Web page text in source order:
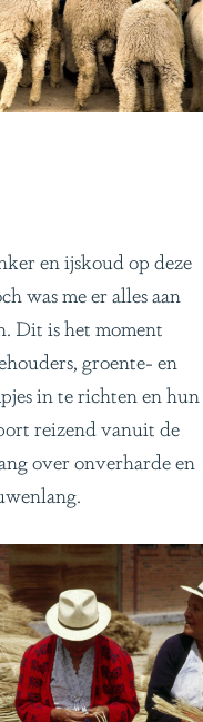
en ijskoud op deze
was me er alles aan
Dit is het moment
groente- en
in te richten en hun
reizend vanuit de
over onverharde en